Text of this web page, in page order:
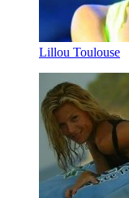
Lillou Toulouse